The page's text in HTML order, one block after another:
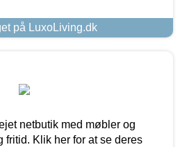
på LuxoLiving.dk
netbutik med møbler og
fritid. Klik her for at se deres